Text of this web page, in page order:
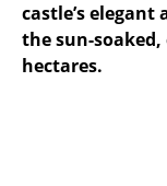
castle’s
the sun-
hectares.